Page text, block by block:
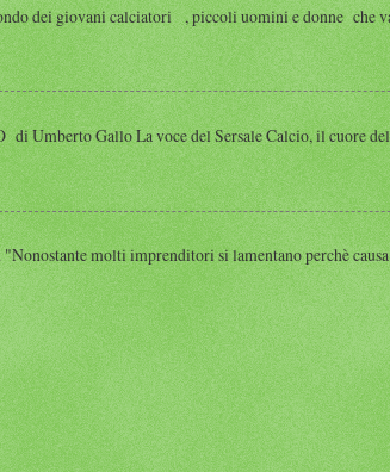
dei giovani calciatori , piccoli uomini e donne che
Umberto Gallo La voce del Sersale Calcio, il cuore del
molti imprenditori si lamentano perchè